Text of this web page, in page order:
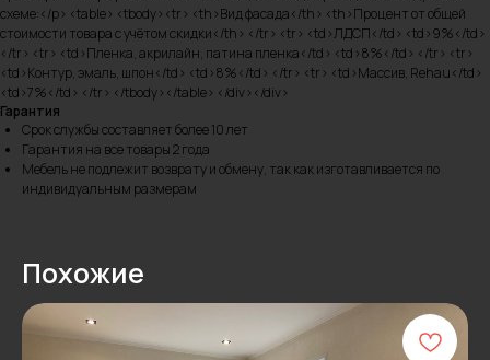
схеме:</p> <table> <tbody><tr> <th>Вид фасада</th> <th>Процент от общей
стоимости товара с учётом скидки</th> </tr> <tr> <td>ЛДСП</td> <td>9%</td>
</tr> <tr> <td>Пленка, акрилайн, патина пленка</td> <td>8%</td> </tr> <tr>
<td>Контур, эмаль, шпон</td> <td>8%</td> </tr> <tr> <td>Массив, Rehau</td>
<td>7%</td> </tr> </tbody></table> </div></div>
Гарантия
Срок службы составляет более 10 лет
Гарантия на все товары 2 года
Мебель не подлежит возврату и обмену, так как изготавливается по
индивидуальным размерам
Похожие